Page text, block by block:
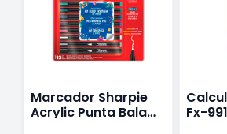
Marcador Sharpie
Acrylic Punta Bala
Fx-